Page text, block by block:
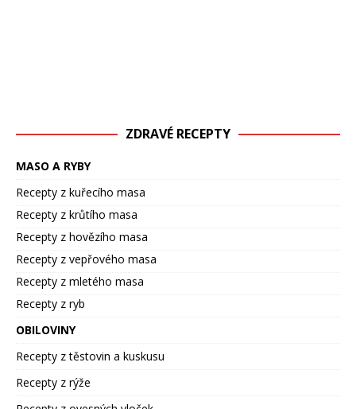
ZDRAVÉ RECEPTY
MASO A RYBY
Recepty z kuřecího masa
Recepty z krůtího masa
Recepty z hovězího masa
Recepty z vepřového masa
Recepty z mletého masa
Recepty z ryb
OBILOVINY
Recepty z těstovin a kuskusu
Recepty z rýže